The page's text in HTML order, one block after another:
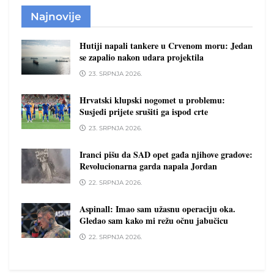
Najnovije
Hutiji napali tankere u Crvenom moru: Jedan
se zapalio nakon udara projektila
23. SRPNJA 2026.
Hrvatski klupski nogomet u problemu:
Susjedi prijete srušiti ga ispod crte
23. SRPNJA 2026.
Iranci pišu da SAD opet gađa njihove gradove:
Revolucionarna garda napala Jordan
22. SRPNJA 2026.
Aspinall: Imao sam užasnu operaciju oka.
Gledao sam kako mi režu očnu jabučicu
22. SRPNJA 2026.